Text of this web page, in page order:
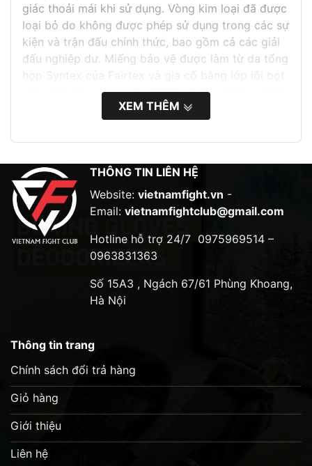
giác thoải mái khi sử dụng. Vòng kim loại đã được
loại bỏ do không được phép sử dụng trong các sự
kiện và trận đấu chính thức, bao gồm cả các giải
đấu nghiệp dư. Miếng bảo vệ được làm từ da tổng
hợp Syntex của Fairtex và gia cố bằng lớp lõi bọt
xốp mật độ cao hai lớp. Thiết kế ôm sát theo hình
dáng ống chân, mang lại cảm giác tự nhiên và
Da tổng hợp Syntex của Fairtex
Phương pháp không khâu của Fairtex
Lõi bọt xốp mật độ cao được gia cố
Bảo vệ tối đa khi tập luyện
XEM THÊM
THÔNG TIN LIÊN HỆ
Website: vietnamfight.vn -
Email: vietnamfightclub@gmail.com
Hotline hỗ trợ 24/7 0975969514 –
0963831363
Số 15A3 , Ngách 67/61 Phùng Khoang,
Hà Nội
Thông tin trang
Chính sách đổi trả hàng
Giỏ hàng
Giới thiệu
Liên hệ